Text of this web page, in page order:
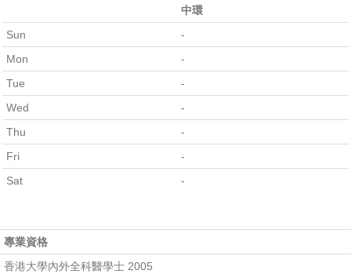
中環
Sun
-
Mon
-
Tue
-
Wed
-
Thu
-
Fri
-
Sat
-
專業資格
香港大學內外全科醫學士 2005